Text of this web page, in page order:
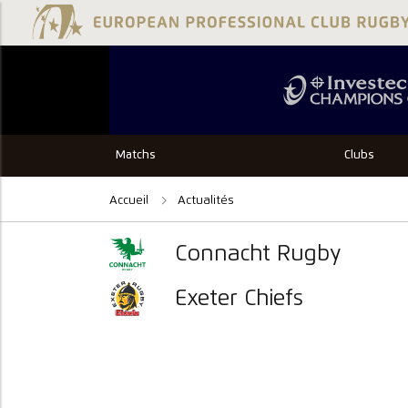
Matchs Clubs
Accueil Actualités
Connacht Rugby
Exeter Chiefs